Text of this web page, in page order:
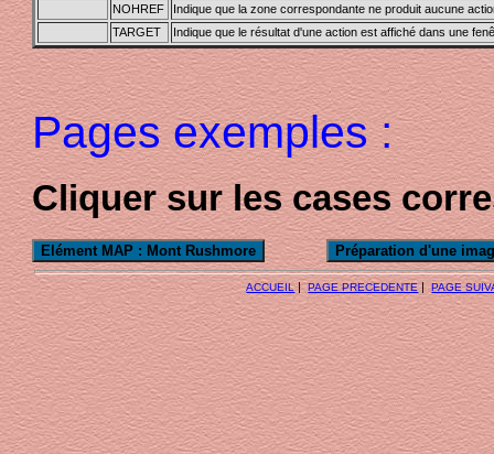
NOHREF
Indique que la zone correspondante ne produit aucune
TARGET
Indique que le résultat d'une action est affiché dans une
Pages exemples :
Cliquer sur les cases
ACCUEIL |PAGE PRECEDENTE |PAGE